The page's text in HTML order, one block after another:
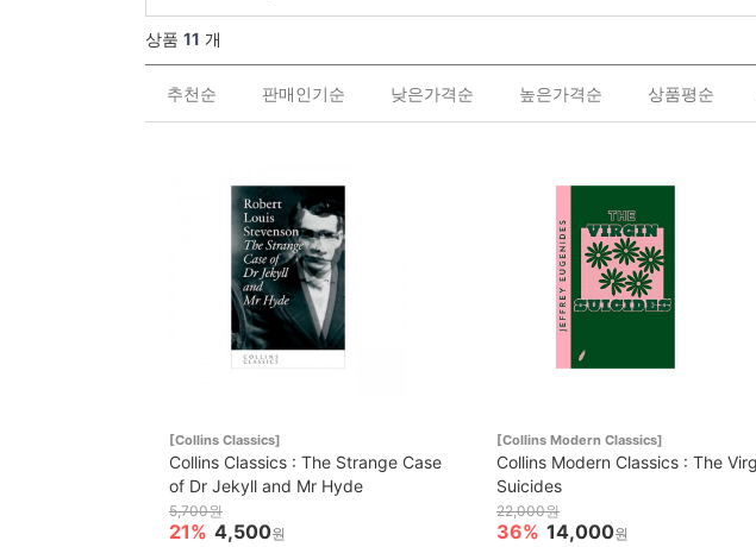
상품 11 개
추천순 판매인기순 낮은가격순 높은가격순 상품평순
[Collins Classics]
Collins Classics : The Strange Case
of Dr Jekyll and Mr Hyde
5,700원
21% 4,500원
[Collins Modern Classics]
Collins Modern Classics : The
Suicides
22,000원
36% 14,000원